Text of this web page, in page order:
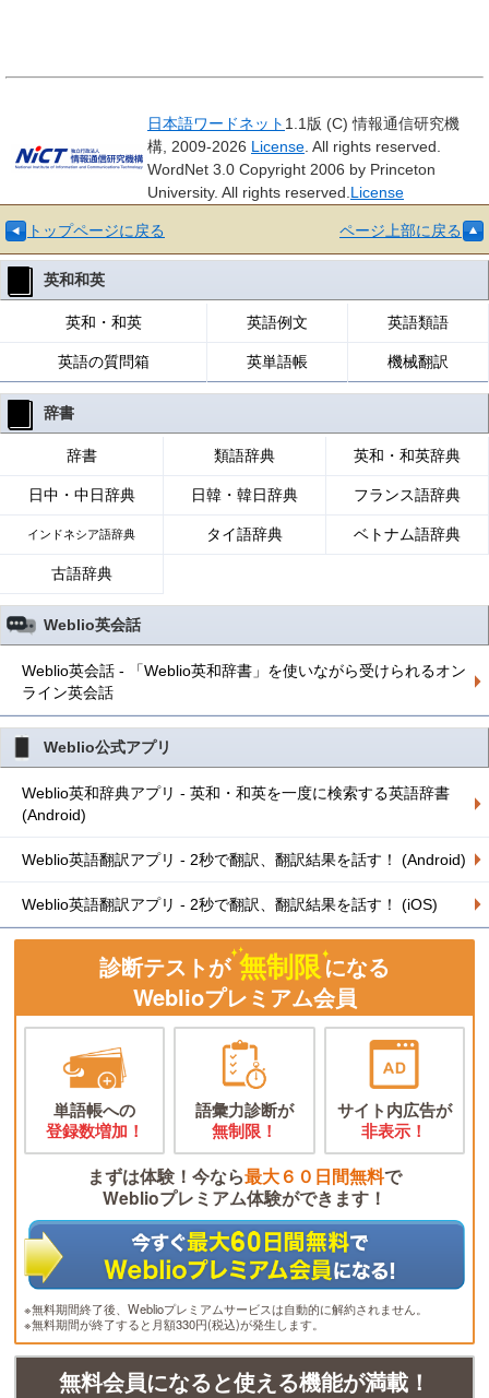
日本語ワードネット 1.1版 (C) 情報通信研究機
構, 2009-2026 License . All rights reserved.
WordNet 3.0 Copyright 2006 by Princeton
University. All rights reserved. License
トップページに戻る ページ上部に戻る
英和和英
英和・和英 英語例文 英語類語
英語の質問箱 英単語帳 機械翻訳
辞書
辞書 類語辞典 英和・和英辞典
日中・中日辞典 日韓・韓日辞典 フランス語辞典
インドネシア語辞典 タイ語辞典 ベトナム語辞典
古語辞典
Weblio英会話
Weblio英会話 - 「Weblio英和辞書」を使いながら受けられるオン
ライン英会話
Weblio公式アプリ
Weblio英和辞典アプリ - 英和・和英を一度に検索する英語辞書
(Android)
Weblio英語翻訳アプリ - 2秒で翻訳、翻訳結果を話す！ (Android)
Weblio英語翻訳アプリ - 2秒で翻訳、翻訳結果を話す！ (iOS)
診断テストが 無制限になる
Weblioプレミアム会員
単語帳への
登録数増加！
語彙力診断が
無制限！
サイト内広告が
非表示！
まずは体験！今なら最大６０日間無料で
Weblioプレミアム体験ができます！
※無料期間終了後、Weblioプレミアムサービスは自動的に解約されません。
※無料期間が終了すると月額330円(税込)が発生します。
無料会員になると使える機能が満載！